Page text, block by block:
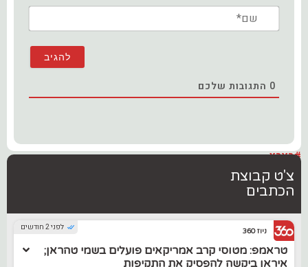
0 התגובות שלכם
#בארץ
צ'ט קבוצת
הכתבים
לפני 2 חודשים ניוז 360
טראמפ: מטוסי קרב אמריקאים פועלים בשמי טהראן;
איראן ביקשה להפסיק את התקיפות